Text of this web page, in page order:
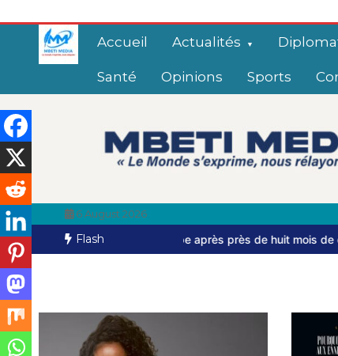
Accueil Actualités
Santé Opinions Sports
6 August 2026
Flash
s’échappe après près de huit mois de captivité Bangui: